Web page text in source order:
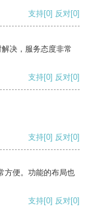
支持[0] 反对[0]
决，服务态度非常
支持[0] 反对[0]
支持[0] 反对[0]
方便。功能的布局也
支持[0] 反对[0]